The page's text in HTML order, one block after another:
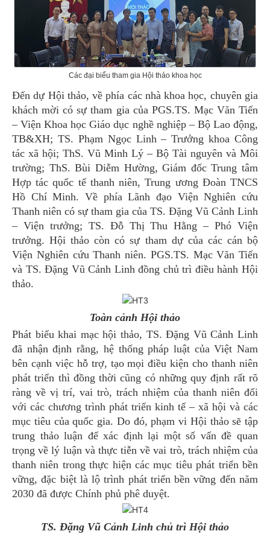
Các đại biểu tham gia Hội thảo khoa học
Đến dự Hội thảo, về phía các nhà khoa học, chuyên gia
khách mời có sự tham gia của PGS.TS. Mạc Văn Tiến
– Viện Khoa học Giáo dục nghề nghiệp – Bộ Lao động,
TB&XH; TS. Phạm Ngọc Linh – Trưởng khoa Công
tác xã hội; ThS. Vũ Minh Lý – Bộ Tài nguyên và Môi
trường; ThS. Bùi Diễm Hường, Giám đốc Trung tâm
Hợp tác quốc tế thanh niên, Trung ương Đoàn TNCS
Hồ Chí Minh. Về phía Lãnh đạo Viện Nghiên cứu
Thanh niên có sự tham gia của TS. Đặng Vũ Cảnh Linh
– Viện trưởng; TS. Đỗ Thị Thu Hằng – Phó Viện
trưởng. Hội thảo còn có sự tham dự của các cán bộ
Viện Nghiên cứu Thanh niên. PGS.TS. Mạc Văn Tiến
và TS. Đặng Vũ Cảnh Linh đồng chủ trì điều hành Hội
thảo.
Toàn cảnh Hội thảo
Phát biểu khai mạc hội thảo, TS. Đặng Vũ Cảnh Linh
đã nhận định rằng, hệ thống pháp luật của Việt Nam
bên cạnh việc hỗ trợ, tạo mọi điều kiện cho thanh niên
phát triển thì đồng thời cũng có những quy định rất rõ
ràng về vị trí, vai trò, trách nhiệm của thanh niên đối
với các chương trình phát triển kinh tế – xã hội và các
mục tiêu của quốc gia. Do đó, phạm vi Hội thảo sẽ tập
trung thảo luận để xác định lại một số vấn đề quan
trọng về lý luận và thực tiễn về vai trò, trách nhiệm của
thanh niên trong thực hiện các mục tiêu phát triển bền
vững, đặc biệt là lộ trình phát triển bền vững đến năm
2030 đã được Chính phủ phê duyệt.
TS. Đặng Vũ Cảnh Linh chủ trì Hội thảo